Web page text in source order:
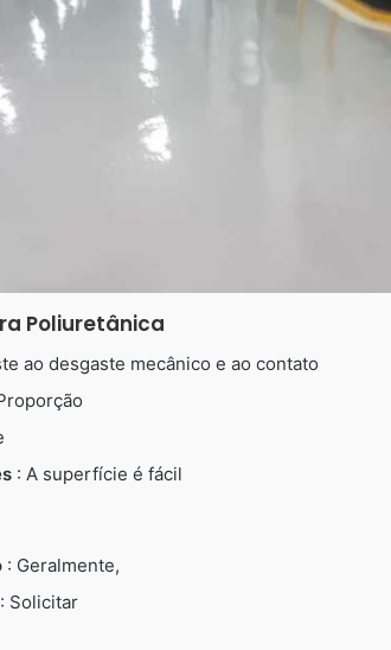
Poliuretânica
ao desgaste mecânico e ao contato
: A superfície é fácil
: Geralmente,
: Solicitar